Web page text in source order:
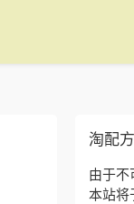
淘配方
由于不
本站将